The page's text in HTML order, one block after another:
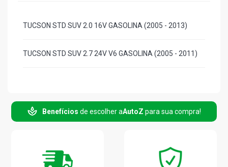
TUCSON STD SUV 2.0 16V GASOLINA (2005 - 2013)
TUCSON STD SUV 2.7 24V V6 GASOLINA (2005 - 2011)
Benefícios de escolher aAutoZ para sua compra!